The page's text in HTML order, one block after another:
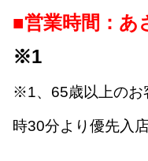
■営業時間：あ
※1
※1、65歳以上のお
時30分より優先入